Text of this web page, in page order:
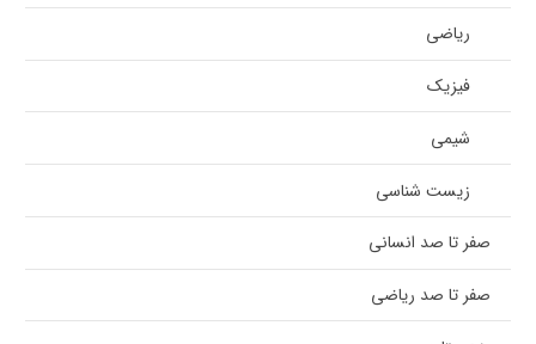
ریاضی
فیزیک
شیمی
زیست شناسی
صفر تا صد انسانی
صفر تا صد ریاضی